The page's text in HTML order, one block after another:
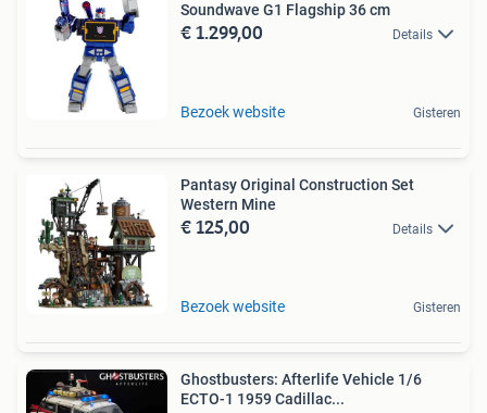
Soundwave G1 Flagship 36 cm
€ 1.299,00 Details
Bezoek website Gisteren
Pantasy Original Construction Set
Western Mine
€ 125,00 Details
Bezoek website Gisteren
Ghostbusters: Afterlife Vehicle 1/6
ECTO-1 1959 Cadillac...